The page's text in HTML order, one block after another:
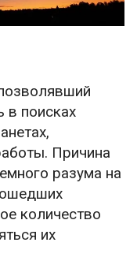
в поисках
Причина
разума на
количество
их